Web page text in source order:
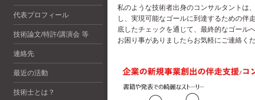
私のような技術者出身のコンサルタントは
し、実現可能なゴールに到達するための伴
底したチェックを通じて、最終的なゴール
お困り事がありましたらお気軽にご連絡くだ
代表プロフィール
技術論文/特許/講演会 等
連絡先
最近の活動
技術士とは？